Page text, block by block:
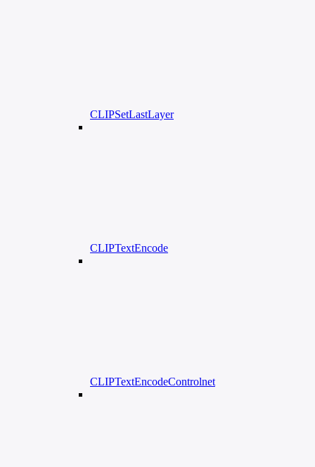
CLIPSetLastLayer
CLIPTextEncode
CLIPTextEncodeControlnet